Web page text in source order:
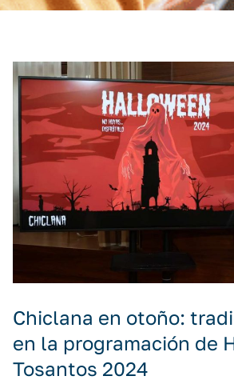
Chiclana en otoño:
en la programación de
Tosantos 2024